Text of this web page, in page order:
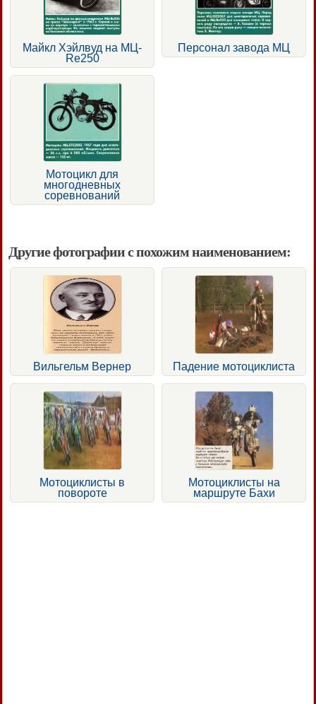
Майкл Хэйлвуд на МЦ-
Re250
Персонал завода МЦ
Мотоцикл для
многодневных
соревнований
Другие фотографии с похожим наименованием:
Вильгельм Вернер Падение мотоциклиста
Мотоциклисты в
повороте
Мотоциклисты на
маршруте Бахи